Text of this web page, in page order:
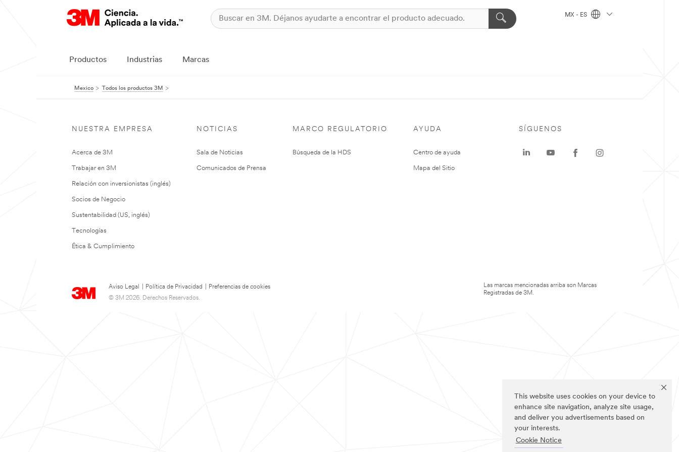
This website uses cookies on your device to
enhance site navigation, analyze site usage,
and deliver you advertisements based on
your interests.
Cookie Notice
MX - ES
Productos Industrias Marcas
Mexico Todos los productos 3M
NUESTRA EMPRESA
Acerca de 3M
Trabajar en 3M
Relación con inversionistas (inglés)
Socios de Negocio
Sustentabilidad (US, inglés)
Tecnologías
Ética & Cumplimiento
NOTICIAS
Sala de Noticias
Comunicados de Prensa
MARCO REGULATORIO
Búsqueda de la HDS
AYUDA
Centro de ayuda
Mapa del Sitio
Aviso Legal Política de Privacidad
Preferencias de cookies
© 3M 2026. Derechos Reservados.
SÍGUENOS
Las marcas mencionadas arriba son Marcas
Registradas de 3M.